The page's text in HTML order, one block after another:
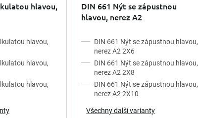
hlavou,
hlavou,
hlavou,
hlavou,
DIN 661 Nýt se zápustnou
hlavou, nerez A2
DIN 661 Nýt se zápustnou hlavou,
nerez A2 2X6
DIN 661 Nýt se zápustnou hlavou,
nerez A2 2X8
DIN 661 Nýt se zápustnou hlavou,
nerez A2 2X10
Všechny další varianty